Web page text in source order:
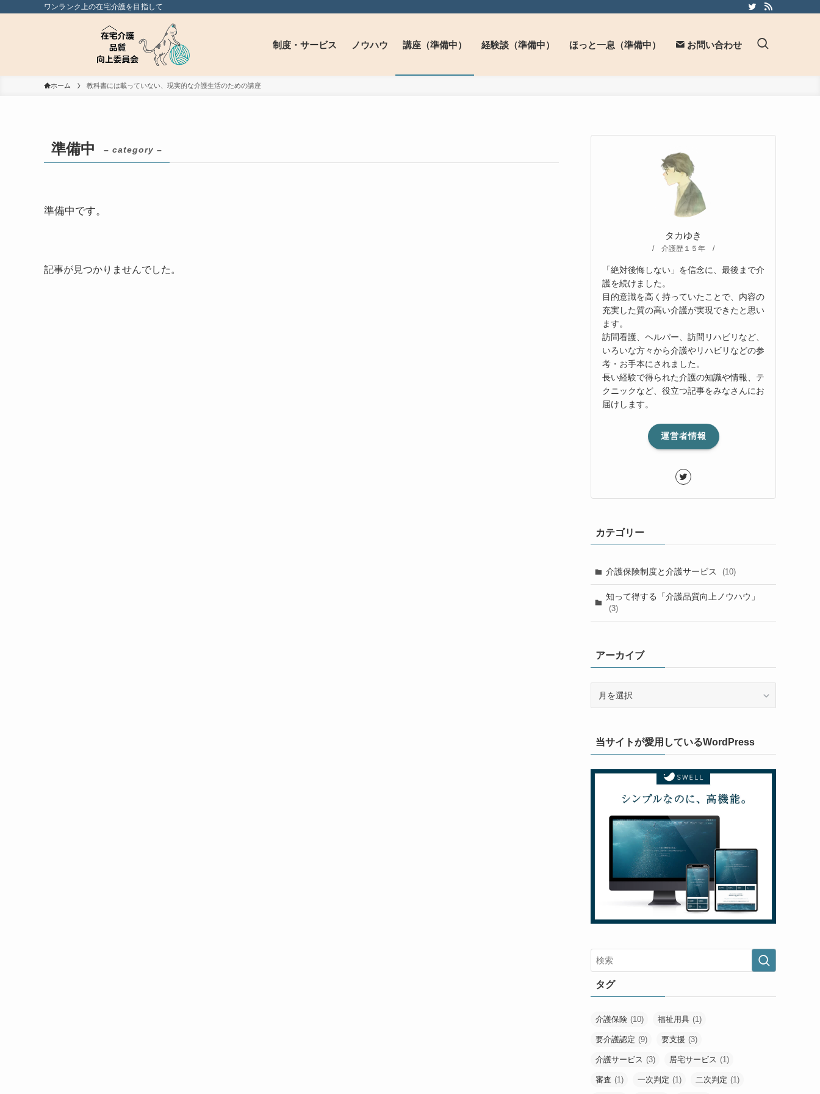
ワンランク上の在宅介護を目指して
制度・サービス ノウハウ 講座（準備中） 経験談（準備中） ほっと一息（準備中） お問い合わせ
ホーム 教科書には載っていない、現実的な介護生活のための講座
準備中 – category –
準備中です。
記事が見つかりませんでした。
タカゆき
/ 介護歴１５年 /
「絶対後悔しない」を信念に、最後まで介
護を続けました。
目的意識を高く持っていたことで、内容の
充実した質の高い介護が実現できたと思い
ます。
訪問看護、ヘルパー、訪問リハビリなど、
いろいな方々から介護やリハビリなどの参
考・お手本にされました。
長い経験で得られた介護の知識や情報、テ
クニックなど、役立つ記事をみなさんにお
届けします。
運営者情報
カテゴリー
介護保険制度と介護サービス (10)
知って得する「介護品質向上ノウハウ」
(3)
アーカイブ
ブ当サイトが愛用しているWordPress
タグ
介護保険 (10) 福祉用具 (1)
要介護認定 (9) 要支援 (3)
介護サービス (3) 居宅サービス (1)
審査 (1) 一次判定 (1) 二次判定 (1)